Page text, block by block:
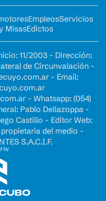
EmpleosServicios
MisasEdictos
11/2003 - Dirección:
de Circunvalación -
- Email:
- Whatsapp: (054)
Pablo Dellazoppa -
Castillo - Editor Web:
del medio -
S.A.C.I.F.